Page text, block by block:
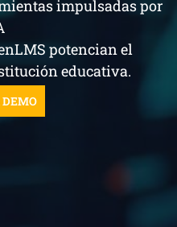
impulsadas por
potencian el
educativa.
DEMO